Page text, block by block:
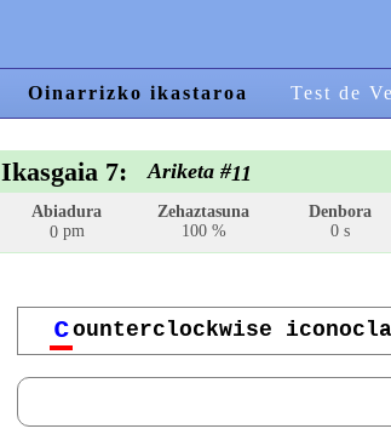
Oinarrizko ikastaroa Test de
Ikasgaia 7: Ariketa #11
Abiadura
0pm
Zehaztasuna
100 %
Denbora
0 s
counterclockwise